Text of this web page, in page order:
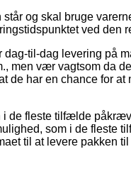
og skal bruge
ved den
til-dag levering på
men vær vagtsom da
de har en chance for at
de fleste tilfælde
som i de fleste
til at levere pakken